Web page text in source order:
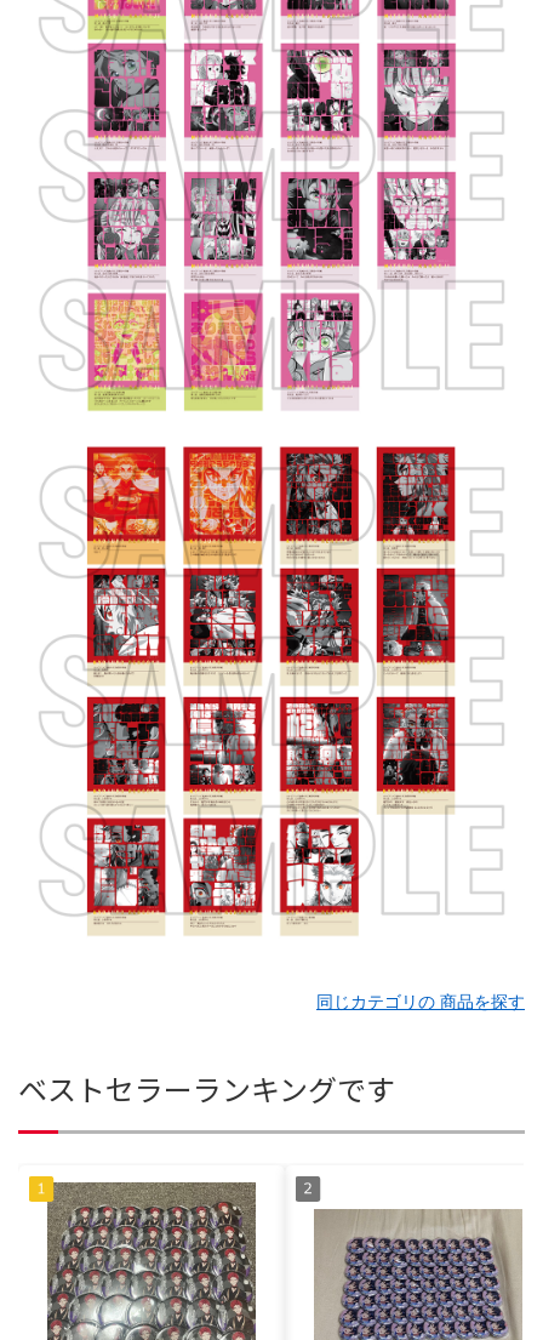
同じカテゴリの 商品を探す
ベストセラーランキングです